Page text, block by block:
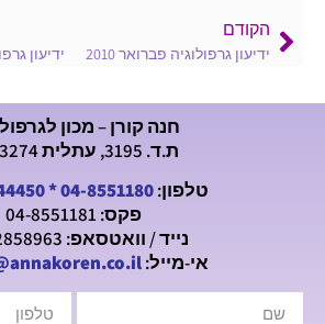
הקודם
ידיעון גרפולוגיה פברואר 2010 ידיעון
חנה קורן – מכון
ת.ד. 3195, עתלית 3033274
טלפון:04-8551180
*
פקס: 04-8551181
נייד / וואטסאפ: 054-2858963
אי-מייל: